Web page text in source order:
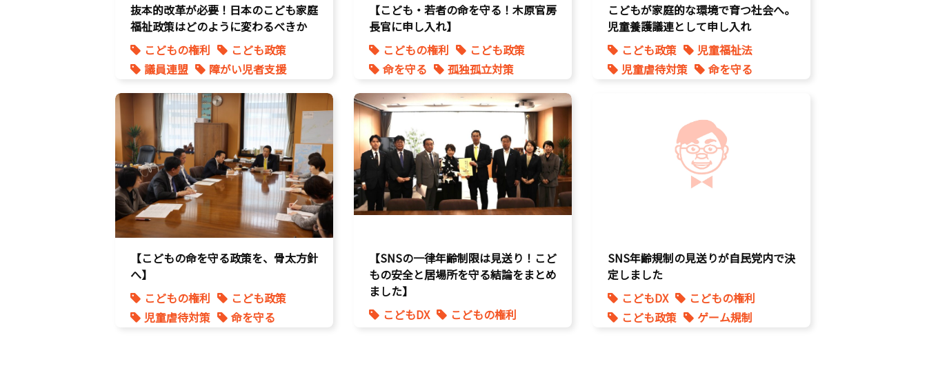
抜本的改革が必要！日本のこども家庭
福祉政策はどのように変わるべきか
こどもの権利
こども政策
議員連盟
障がい児者支援
【こども・若者の命を守る！木原官房
長官に申し入れ】
こどもの権利
こども政策
命を守る
孤独孤立対策
こどもが家庭的な環境で育つ社会へ。
児童養護議連として申し入れ
こども政策
児童福祉法
児童虐待対策
命を守る
【こどもの命を守る政策を、骨太方針
へ】
こどもの権利
こども政策
児童虐待対策
命を守る
【SNSの一律年齢制限は見送り！こど
もの安全と居場所を守る結論をまとめ
ました】
こどもDX
こどもの権利
SNS年齢規制の見送りが自民党内で決
定しました
こどもDX
こどもの権利
こども政策
ゲーム規制